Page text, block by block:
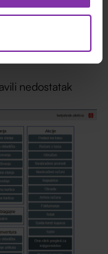
na “Slanje
se filtirati po
nedostatak